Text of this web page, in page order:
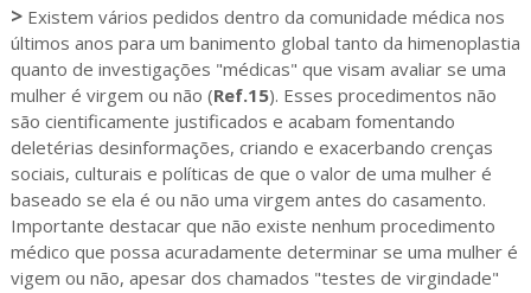
>Existem vários pedidos dentro da comunidade médica nos
últimos anos para um banimento global tanto da himenoplastia
quanto de investigações "médicas" que visam avaliar se uma
mulher é virgem ou não (Ref.15). Esses procedimentos não
são cientificamente justificados e acabam fomentando
deletérias desinformações, criando e exacerbando crenças
sociais, culturais e políticas de que o valor de uma mulher é
baseado se ela é ou não uma virgem antes do casamento.
Importante destacar que não existe nenhum procedimento
médico que possa acuradamente determinar se uma mulher é
vigem ou não, apesar dos chamados "testes de virgindade"